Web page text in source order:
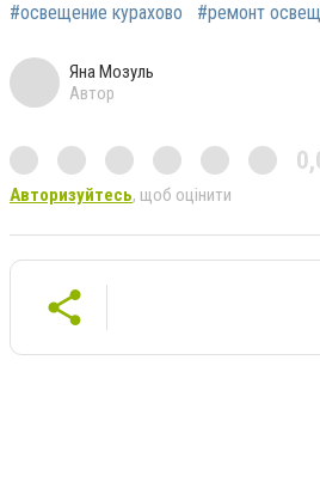
#освещение курахово #ремонт
Яна Мозуль
Автор
Авторизуйтесь, щоб оцінити